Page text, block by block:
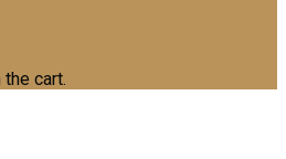
cart.